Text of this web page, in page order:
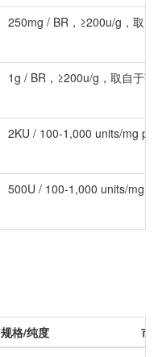
250mg / BR，≥200u/g，取
1g / BR，≥200u/g，取自于
2KU / 100-1,000 units/mg
500U / 100-1,000 units/mg
规格/纯度
市